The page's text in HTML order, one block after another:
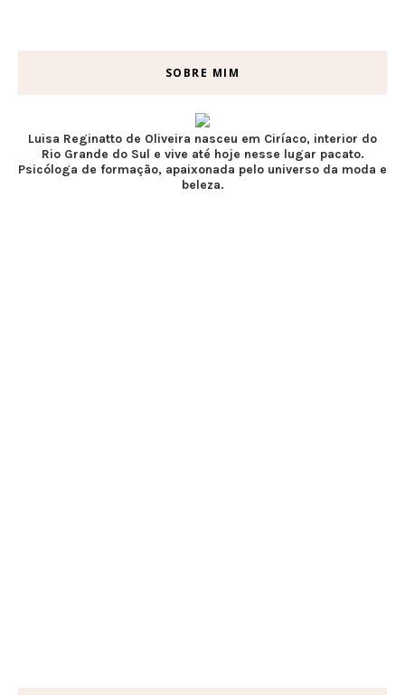
SOBRE MIM
Luisa Reginatto de Oliveira nasceu em Ciríaco, interior do
Rio Grande do Sul e vive até hoje nesse lugar pacato.
Psicóloga de formação, apaixonada pelo universo da moda e
beleza.